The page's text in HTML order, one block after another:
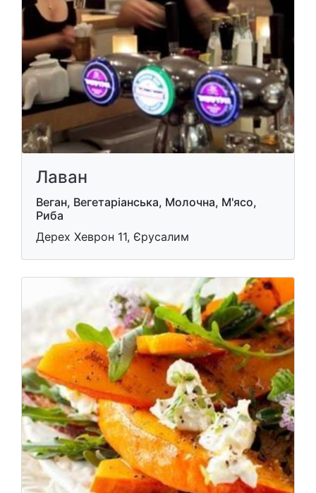
Лаван
Веган, Вегетаріанська, Молочна, М'ясо,
Риба
Дерех Хеврон 11, Єрусалим